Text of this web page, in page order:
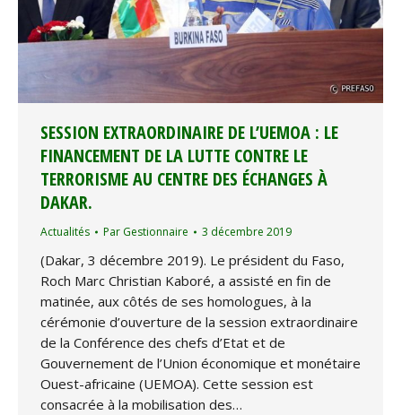
SESSION EXTRAORDINAIRE DE L’UEMOA : LE
FINANCEMENT DE LA LUTTE CONTRE LE
TERRORISME AU CENTRE DES ÉCHANGES À
DAKAR.
Actualités Par Gestionnaire 3 décembre 2019
(Dakar, 3 décembre 2019). Le président du Faso,
Roch Marc Christian Kaboré, a assisté en fin de
matinée, aux côtés de ses homologues, à la
cérémonie d’ouverture de la session extraordinaire
de la Conférence des chefs d’Etat et de
Gouvernement de l’Union économique et monétaire
Ouest-africaine (UEMOA). Cette session est
consacrée à la mobilisation des…